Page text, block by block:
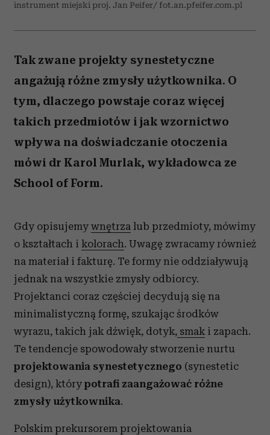
instrument miejski proj. Jan Peifer/ fot.an.pfeifer.com.pl
Tak zwane projekty synestetyczne
angażują różne zmysły użytkownika. O
tym, dlaczego powstaje coraz więcej
takich przedmiotów i jak wzornictwo
wpływa na doświadczanie otoczenia
mówi dr Karol Murlak, wykładowca ze
School of Form.
Gdy opisujemy wnętrza lub przedmioty, mówimy
o kształtach i kolorach. Uwagę zwracamy również
na materiał i fakturę. Te formy nie oddziaływują
jednak na wszystkie zmysły odbiorcy.
Projektanci coraz częściej decydują się na
minimalistyczną formę, szukając środków
wyrazu, takich jak dźwięk, dotyk, smak i zapach.
Te tendencje spowodowały stworzenie nurtu
projektowania synestetycznego (synestetic
design), który potrafi zaangażować różne
zmysły użytkownika.
Polskim prekursorem projektowania